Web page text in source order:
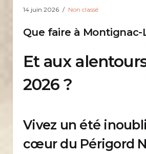
14 juin 2026 Non classé
Que faire à Montignac-
Et aux
2026 ?
Vivez un été
cœur du Périgord